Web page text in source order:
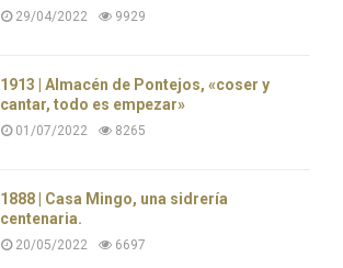
29/04/2022 9929
1913 | Almacén de Pontejos, «coser y
cantar, todo es empezar»
01/07/2022 8265
1888 | Casa Mingo, una sidrería
centenaria.
20/05/2022 6697